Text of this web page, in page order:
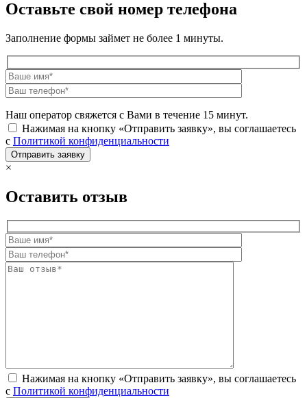
Оставьте свой номер телефона
Заполнение формы займет не более 1 минуты.
Наш оператор свяжется с Вами в течение 15 минут.
Нажимая на кнопку «Отправить заявку», вы соглашаетесь
с Политикой конфиденциальности
×
Оставить отзыв
Нажимая на кнопку «Отправить заявку», вы соглашаетесь
с Политикой конфиденциальности